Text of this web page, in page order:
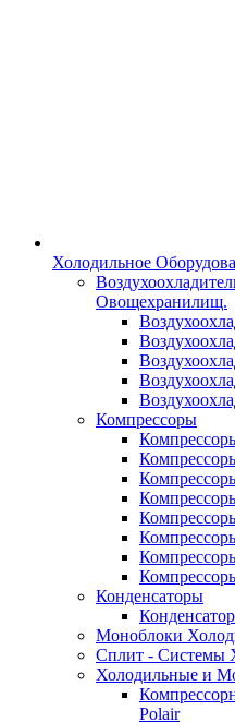
Холодильное
Овощехранилищ.
Компрессоры
Конденсаторы
Моноблоки
Сплит - Системы
Холодильные и
Polair